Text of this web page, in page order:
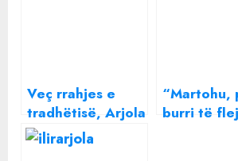
Veç rrahjes e
tradhëtisë, Arjola
Demiri përballet
në gjyq edhe me
“Martohu,
burri të